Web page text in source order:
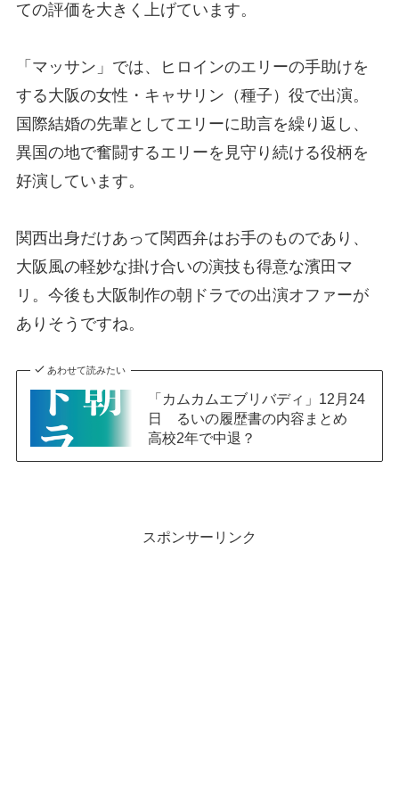
ての評価を大きく上げています。
「マッサン」では、ヒロインのエリーの手助けを
する大阪の女性・キャサリン（種子）役で出演。
国際結婚の先輩としてエリーに助言を繰り返し、
異国の地で奮闘するエリーを見守り続ける役柄を
好演しています。
関西出身だけあって関西弁はお手のものであり、
大阪風の軽妙な掛け合いの演技も得意な濱田マ
リ。今後も大阪制作の朝ドラでの出演オファーが
ありそうですね。
あわせて読みたい
「カムカムエブリバディ」12月24
日 るいの履歴書の内容まとめ
高校2年で中退？
スポンサーリンク